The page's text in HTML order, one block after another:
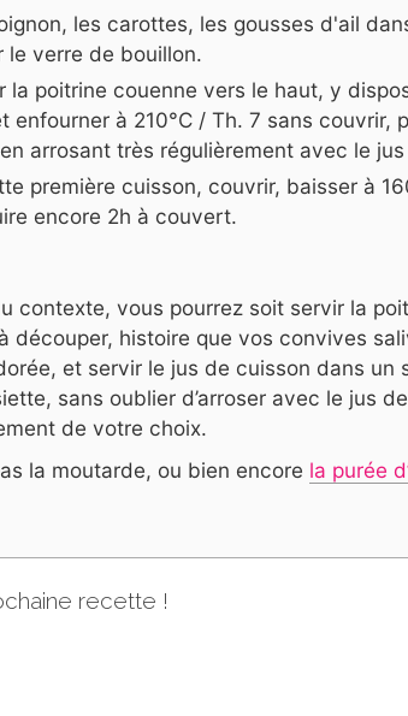
les carottes, les gousses d'ail
le verre de bouillon.
la poitrine couenne vers le haut, y
enfourner à 210°C / Th. 7 sans couvrir,
arrosant très régulièrement avec le
première cuisson, couvrir, baisser à
encore 2h à couvert.
contexte, vous pourrez soit servir la
découper, histoire que vos convives
et servir le jus de cuisson dans un
sans oublier d’arroser avec le jus
de votre choix.
la moutarde, ou bien encore la purée
recette !